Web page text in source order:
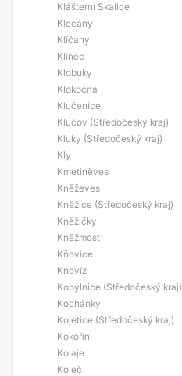
Klášterní Skalice
Klecany
Klíčany
Klínec
Klobuky
Klokočná
Klučenice
Klučov (Středočeský kraj)
Kluky (Středočeský kraj)
Kly
Kmetiněves
Kněževes
Kněžice (Středočeský kraj)
Kněžičky
Kněžmost
Kňovice
Knovíz
Kobylnice (Středočeský kraj)
Kochánky
Kojetice (Středočeský kraj)
Kokořín
Kolaje
Koleč